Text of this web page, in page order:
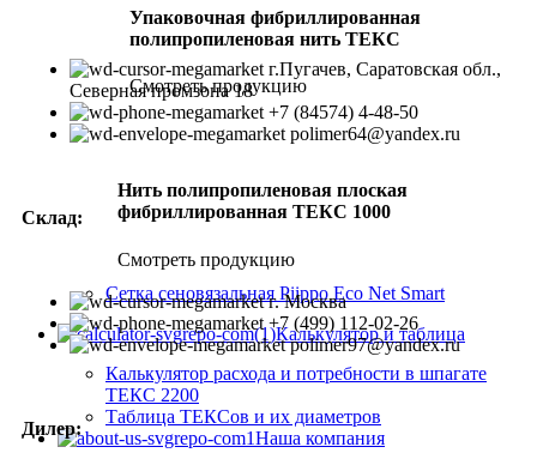
Упаковочная фибриллированная
полипропиленовая нить ТЕКС
Смотреть продукцию
Нить полипропиленовая плоская
фибриллированная ТЕКС 1000
Смотреть продукцию
Сетка сеновязальная Piippo Eco Net Smart
Калькулятор и таблица
Калькулятор расхода и потребности в шпагате
ТЕКС 2200
Таблица ТЕКСов и их диаметров
Наша компания
г.Пугачев, Саратовская обл.,
Северная промзона 18
+7 (84574) 4-48-50
polimer64@yandex.ru
Склад:
г. Москва
+7 (499) 112-02-26
polimer97@yandex.ru
Дилер: